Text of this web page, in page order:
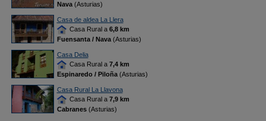
Nava(Asturias)
Casa de aldea La Llera
Casa Rural a 6,8 km
Fuensanta / Nava(Asturias)
Casa Delia
Casa Rural a 7,4 km
Espinaredo / Piloña(Asturias)
Casa Rural La Llavona
Casa Rural a 7,9 km
Cabranes(Asturias)